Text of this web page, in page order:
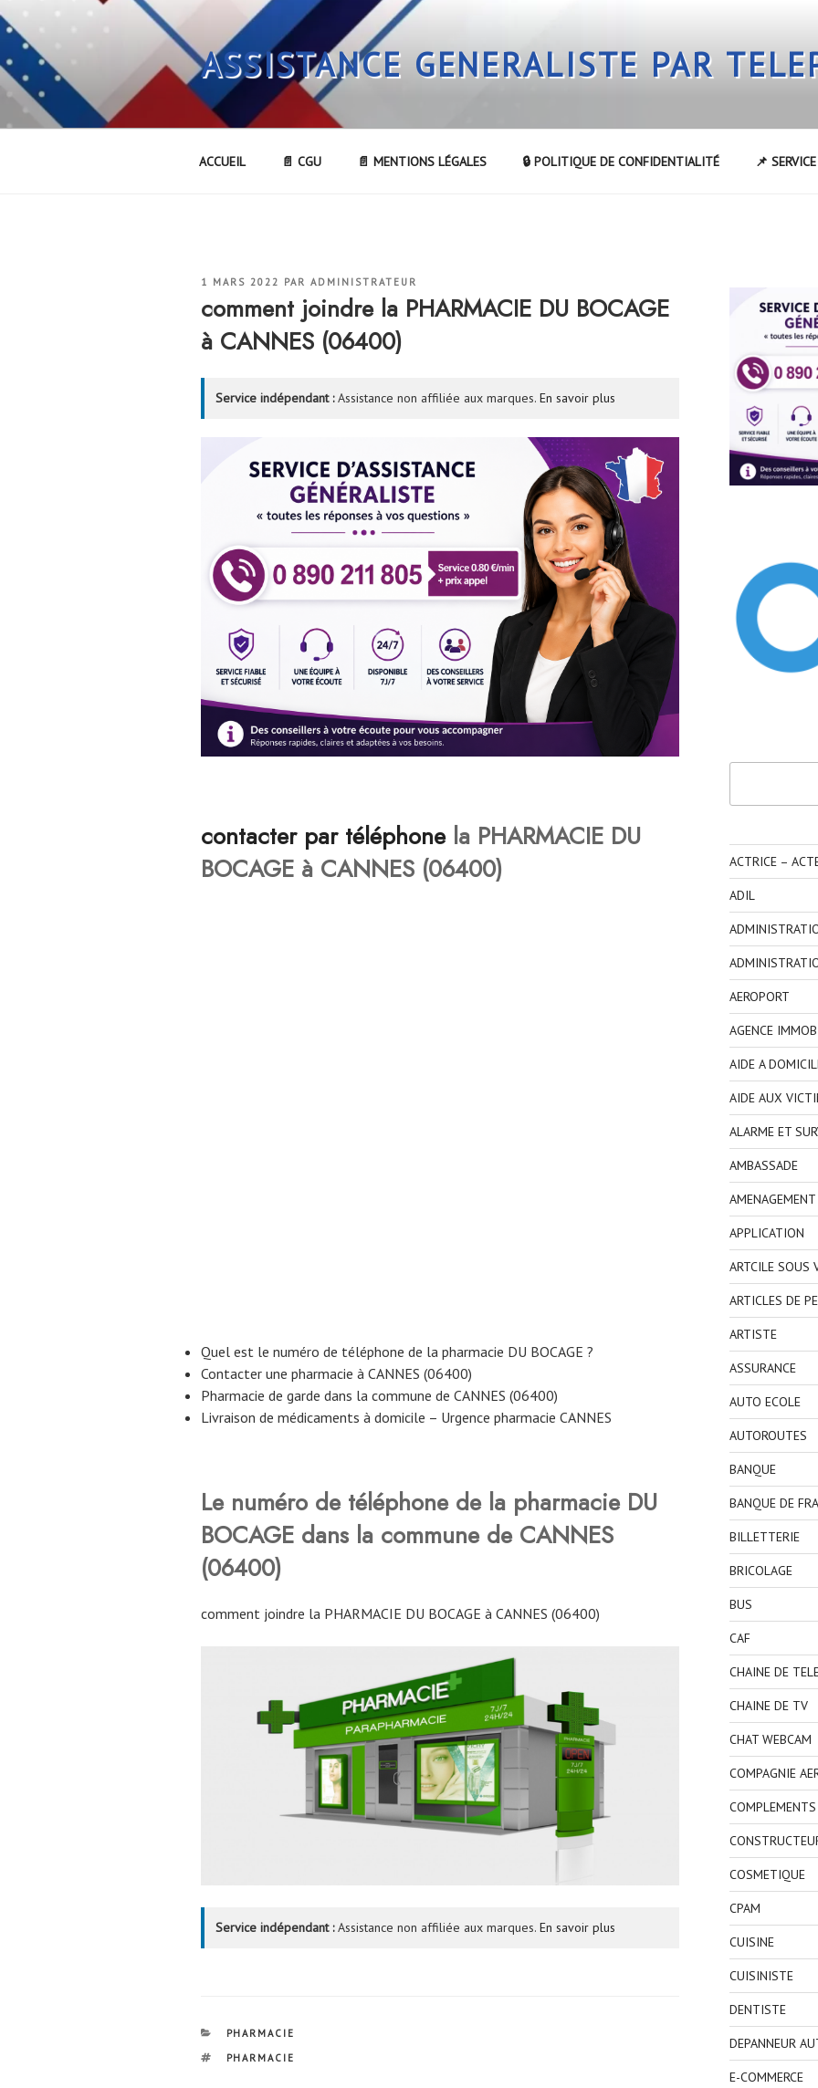
Aller
au
contenu
principal
ASSISTANCE GENERALISTE PAR
ACCUEIL 📄 CGU 📄 MENTIONS LÉGALES 🔒 POLITIQUE DE CONFIDENTIALITÉ 📌
PUBLIÉ
1 MARS 2022 PAR ADMINISTRATEUR
comment joindre la PHARMACIE DU BOCAGE
à CANNES (06400)
Service indépendant :Assistance non affiliée aux marques. En savoir plus
contacter par téléphonela PHARMACIE DU
BOCAGE à CANNES (06400)
Quel est le numéro de téléphone de la pharmacie DU BOCAGE ?
Contacter une pharmacie à CANNES (06400)
Pharmacie de garde dans la commune de CANNES (06400)
Livraison de médicaments à domicile – Urgence pharmacie CANNES
Le numéro de téléphone de la pharmacie DU
BOCAGE dans la commune de CANNES
(06400)
comment joindre la PHARMACIE DU BOCAGE à CANNES (06400)
Service indépendant :Assistance non affiliée aux marques. En savoir plus
CATÉGORIES
PHARMACIE
ÉTIQUETTES
PHARMACIE
ACTRICE –
ADIL
AEROPORT
AGENCE
AIDE A
AIDE AUX
ALARME ET
AMBASSADE
APPLICATION
ARTCILE SOUS
ARTICLES DE
ARTISTE
ASSURANCE
AUTO ECOLE
AUTOROUTES
BANQUE
BANQUE DE
BILLETTERIE
BRICOLAGE
BUS
CAF
CHAINE DE
CHAINE DE TV
CHAT WEBCAM
COMPAGNIE
COSMETIQUE
CPAM
CUISINE
CUISINISTE
DENTISTE
DEPANNEUR
E-COMMERCE